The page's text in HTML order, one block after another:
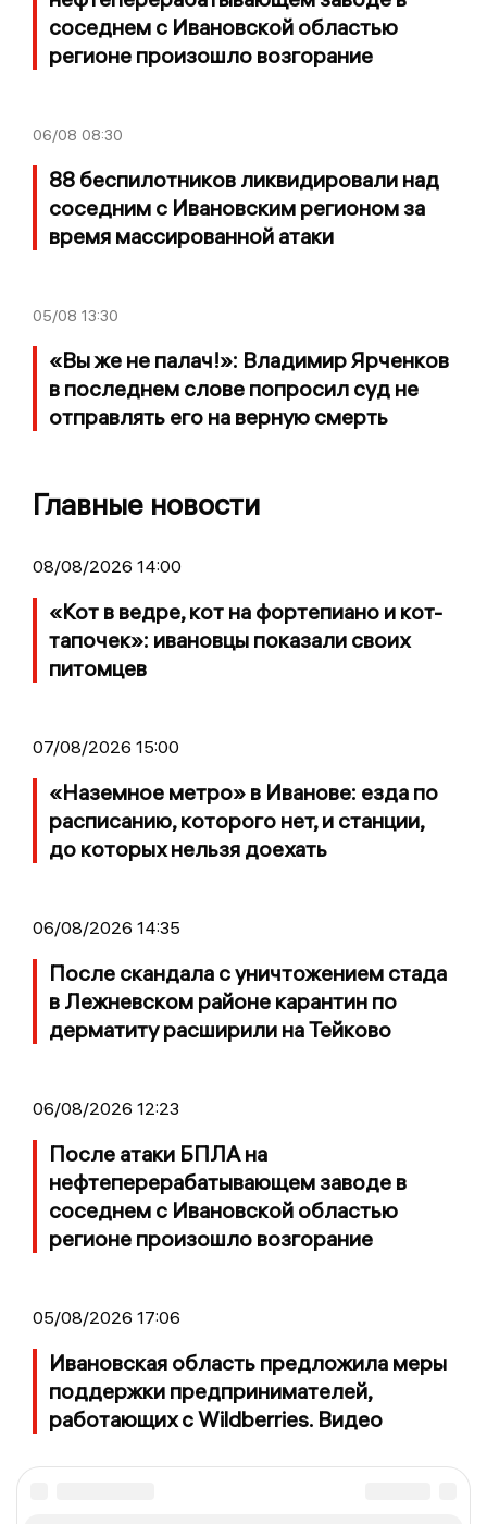
соседнем с Ивановской областью
регионе произошло возгорание
06/08 08:30
88 беспилотников ликвидировали над
соседним с Ивановским регионом за
время массированной атаки
05/08 13:30
«Вы же не палач!»: Владимир Ярченков
в последнем слове попросил суд не
отправлять его на верную смерть
Главные новости
08/08/2026 14:00
«Кот в ведре, кот на фортепиано и кот-
тапочек»: ивановцы показали своих
питомцев
07/08/2026 15:00
«Наземное метро» в Иванове: езда по
расписанию, которого нет, и станции,
до которых нельзя доехать
06/08/2026 14:35
После скандала с уничтожением стада
в Лежневском районе карантин по
дерматиту расширили на Тейково
06/08/2026 12:23
После атаки БПЛА на
нефтеперерабатывающем заводе в
соседнем с Ивановской областью
регионе произошло возгорание
05/08/2026 17:06
Ивановская область предложила меры
поддержки предпринимателей,
работающих с Wildberries. Видео